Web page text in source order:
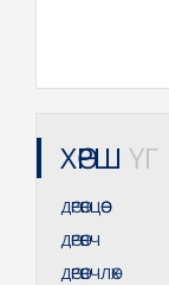
ХӨРШ ҮГ
ДӨРӨВЦӨӨ
ДӨРӨВЧ
ДӨРӨВЧЛӨХ